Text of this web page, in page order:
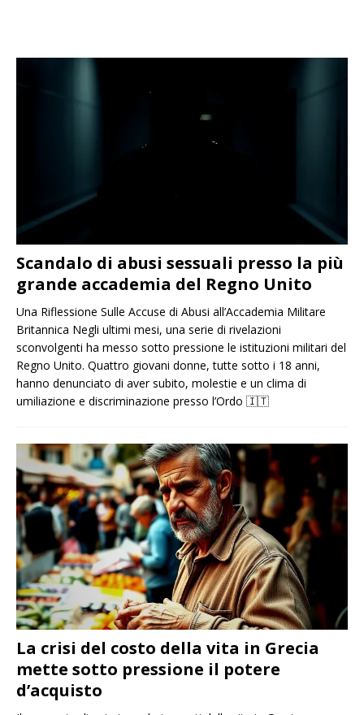
Scandalo di abusi sessuali presso la più
grande accademia del Regno Unito
Una Riflessione Sulle Accuse di Abusi all’Accademia Militare
Britannica Negli ultimi mesi, una serie di rivelazioni
sconvolgenti ha messo sotto pressione le istituzioni militari del
Regno Unito. Quattro giovani donne, tutte sotto i 18 anni,
hanno denunciato di aver subito, molestie e un clima di
umiliazione e discriminazione presso l’Ordo 🇮🇹
La crisi del costo della vita in Grecia
mette sotto pressione il potere
d’acquisto